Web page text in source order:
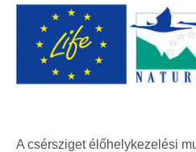
A csérsziget élőhelykezelési